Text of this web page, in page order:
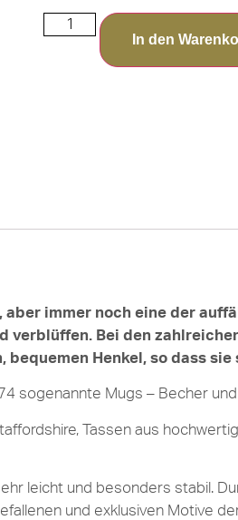
In den
immer noch eine der
verblüffen. Bei den
Henkel, so dass
Mugs – Becher
Tassen aus
leicht und besonders stabil.
und exklusiven Motive